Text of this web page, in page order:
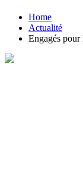
Home
Actualité
Engagés